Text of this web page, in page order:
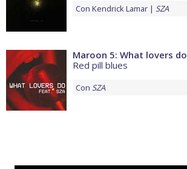
Con Kendrick Lamar SZA
Maroon 5: What lovers do
Red pill blues
Con SZA